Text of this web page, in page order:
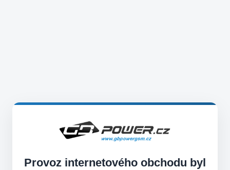
Provoz internetového obchodu byl